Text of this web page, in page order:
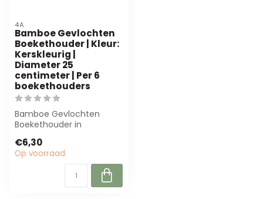
4A
Bamboe Gevlochten
Boekethouder | Kleur:
Kerskleurig |
Diameter 25
centimeter | Per 6
boekethouders
Bamboe Gevlochten
Boekethouder in
cm. Perfect voor bloe...
€6,30
Op voorraad